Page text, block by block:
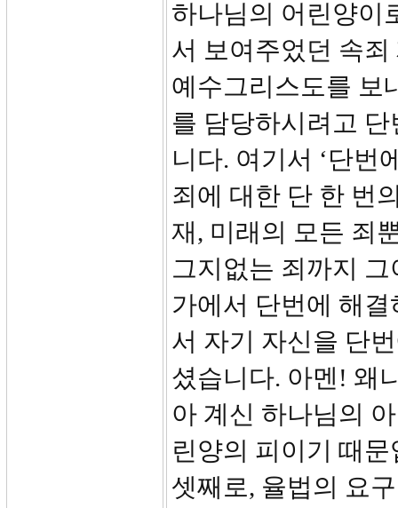
하나님의 어린양이
서 보여주었던 속
예수그리스도를 보
를 담당하시려고
니다. 여기서 ‘단번
죄에 대한 단 한 번
재, 미래의 모든 죄
그지없는 죄까지
가에서 단번에 해
서 자기 자신을 단
셨습니다. 아멘! 왜
아 계신 하나님의
린양의 피이기 때문
셋째로, 율법의 요